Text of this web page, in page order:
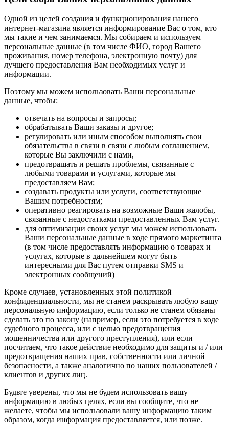
Одной из целей создания и функционирования нашего
интернет-магазина является информирование Вас о том, кто
мы такие и чем занимаемся. Мы собираем и используем
персональные данные (в том числе ФИО, город Вашего
проживания, номер телефона, электронную почту) для
лучшего предоставления Вам необходимых услуг и
информации.
Поэтому мы можем использовать Ваши персональные
данные, чтобы:
отвечать на вопросы и запросы;
обрабатывать Ваши заказы и другое;
регулировать или иным способом выполнять свои
обязательства в связи в связи с любым соглашением,
которые Вы заключили с нами,
предотвращать и решать проблемы, связанные с
любыми товарами и услугами, которые мы
предоставляем Вам;
создавать продукты или услуги, соответствующие
Вашим потребностям;
оперативно реагировать на возможные Ваши жалобы,
связанные с недостатками предоставленных Вам услуг.
для оптимизации своих услуг мы можем использовать
Ваши персональные данные в ходе прямого маркетинга
(в том числе предоставлять информацию о товарах и
услугах, которые в дальнейшем могут быть
интересными для Вас путем отправки SMS и
электронных сообщений)
Кроме случаев, установленных этой политикой
конфиденциальности, мы не станем раскрывать любую вашу
персональную информацию, если только не станем обязаны
сделать это по закону (например, если это потребуется в ходе
судебного процесса, или с целью предотвращения
мошенничества или другого преступления), или если
посчитаем, что такое действие необходимо для защиты и / или
предотвращения наших прав, собственности или личной
безопасности, а также аналогично по наших пользователей /
клиентов и других лиц.
Будьте уверены, что мы не будем использовать вашу
информацию в любых целях, если вы сообщите, что не
желаете, чтобы мы использовали вашу информацию таким
образом, когда информация предоставляется, или позже.